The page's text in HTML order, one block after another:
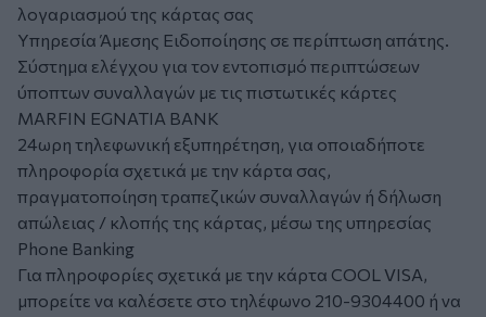
λογαριασμού της κάρτας σας
Υπηρεσία Άμεσης Ειδοποίησης σε περίπτωση απάτης.
Σύστημα ελέγχου για τον εντοπισμό περιπτώσεων
ύποπτων συναλλαγών με τις πιστωτικές κάρτες
MARFIN EGNATIA BANK
24ωρη τηλεφωνική εξυπηρέτηση, για οποιαδήποτε
πληροφορία σχετικά με την κάρτα σας,
πραγματοποίηση τραπεζικών συναλλαγών ή δήλωση
απώλειας / κλοπής της κάρτας, μέσω της υπηρεσίας
Phone Banking
Για πληροφορίες σχετικά με την κάρτα COOL VISA,
μπορείτε να καλέσετε στο τηλέφωνο 210-9304400 ή να